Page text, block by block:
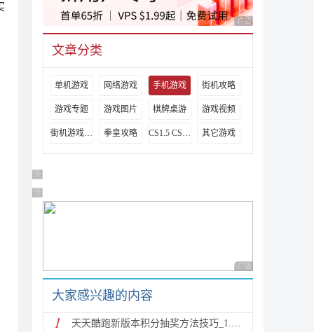
广告 商业广告，理性
文章分类
单机游戏 网络游戏 手机游戏 街机攻略
游戏专题 游戏图片 棋牌桌游 游戏视频
街机游戏出招表 拳皇攻略 CS1.5 CS1.6攻略 其它游戏
广告 商业广告，理性选择
广告 商业广告，理性选择
广告 商业广告，理性
大家感兴趣的内容
1 天天酷跑新版本积分抽奖方法技巧_1.0.8.0版新人物新坐